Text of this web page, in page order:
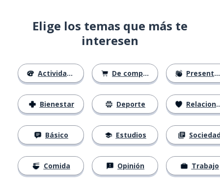
Elige los temas que más te
interesen
Actividades
Bienestar
Básico
Comida
De compras
Deporte
Estudios
Opinión
Presentación
Relaciones
Trabajo